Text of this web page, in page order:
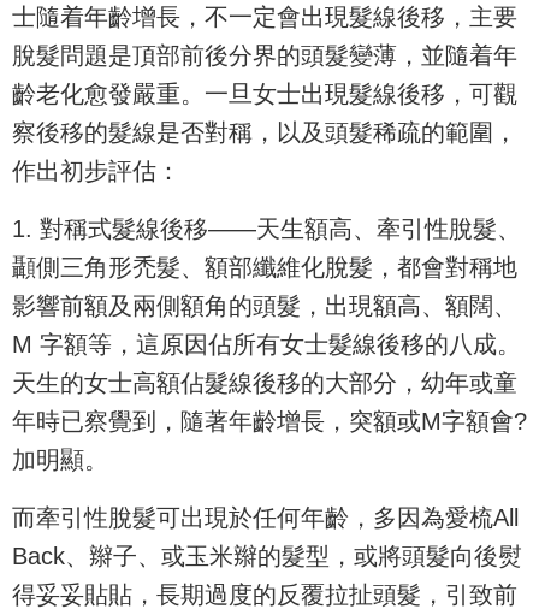
士隨着年齡增長，不一定會出現髮線後移，主要
脫髮問題是頂部前後分界的頭髮變薄，並隨着年
齡老化愈發嚴重。一旦女士出現髮線後移，可觀
察後移的髮線是否對稱，以及頭髮稀疏的範圍，
作出初步評估：
1. 對稱式髮線後移——天生額高、牽引性脫髮、
顳側三角形禿髮、額部纖維化脫髮，都會對稱地
影響前額及兩側額角的頭髮，出現額高、額闊、
M 字額等，這原因佔所有女士髮線後移的八成。
天生的女士高額佔髮線後移的大部分，幼年或童
年時已察覺到，隨著年齡增長，突額或M字額會?
加明顯。
而牽引性脫髮可出現於任何年齡，多因為愛梳All
Back、辮子、或玉米辮的髮型，或將頭髮向後熨
得妥妥貼貼，長期過度的反覆拉扯頭髮，引致前